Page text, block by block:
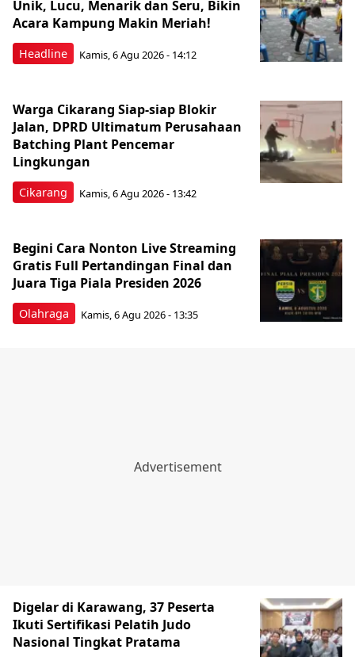
Headline
Unik, Lucu, Menarik dan Seru, Bikin
Acara Kampung Makin Meriah!
Kamis, 6 Agu 2026 - 14:12
Cikarang
Warga Cikarang Siap-siap Blokir
Jalan, DPRD Ultimatum Perusahaan
Batching Plant Pencemar
Lingkungan
Kamis, 6 Agu 2026 - 13:42
Olahraga
Begini Cara Nonton Live Streaming
Gratis Full Pertandingan Final dan
Juara Tiga Piala Presiden 2026
Kamis, 6 Agu 2026 - 13:35
Digelar di Karawang, 37 Peserta
Ikuti Sertifikasi Pelatih Judo
Nasional Tingkat Pratama